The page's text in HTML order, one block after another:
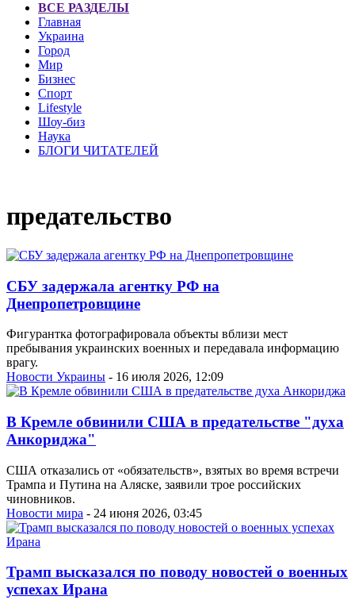
ВСЕ РАЗДЕЛЫ
Главная
Украина
Город
Мир
Бизнес
Спорт
Lifestyle
Шоу-биз
Наука
БЛОГИ ЧИТАТЕЛЕЙ
предательство
СБУ задержала агентку РФ на
Днепропетровщине
Фигурантка фотографировала объекты вблизи мест
пребывания украинских военных и передавала информацию
врагу.
Новости Украины - 16 июля 2026, 12:09
В Кремле обвинили США в предательстве "духа
Анкориджа"
США отказались от «обязательств», взятых во время встречи
Трампа и Путина на Аляске, заявили трое российских
чиновников.
Новости мира - 24 июня 2026, 03:45
Трамп высказался по поводу новостей о военных
успехах Ирана